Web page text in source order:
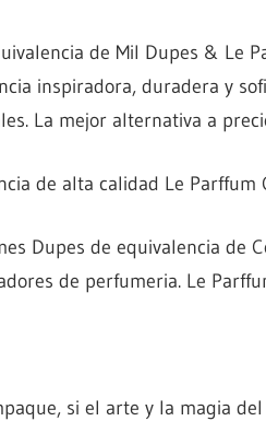
de Mil Dupes & Le
inspiradora, duradera y
La mejor alternativa a
de alta calidad Le Parffum
Dupes de equivalencia de
de perfumeria. Le
si el arte y la magia